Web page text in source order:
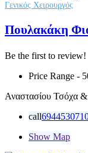
Γενικός Χειρουργός
Πουλακάκη
Be the first to review!
Price Range -
Αναστασίου Τσόχα
call
Show Map